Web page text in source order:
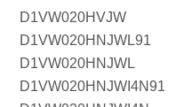
D1VW020HVJW
D1VW020HNJWL91
D1VW020HNJWL
D1VW020HNJWI4N91